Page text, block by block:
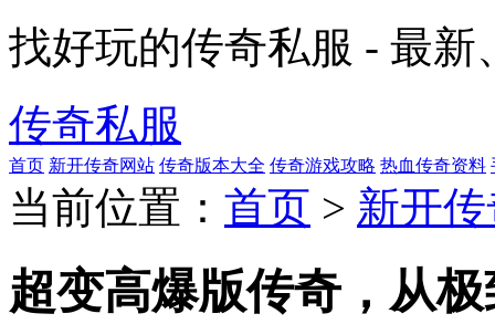
找好玩的传奇私服 - 最
传奇私服
首页 新开传奇网站 传奇版本大全 传奇游戏攻略 热血传奇资料
当前位置： 首页 > 新开
超变高爆版传奇，从